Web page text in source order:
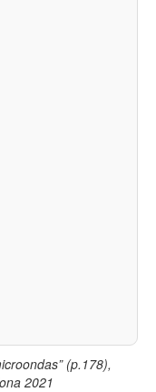
(p.178),
2021